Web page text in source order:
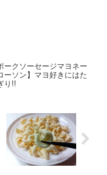
ークソーセージマヨネー
ーソン】マヨ好きにはた
り!!